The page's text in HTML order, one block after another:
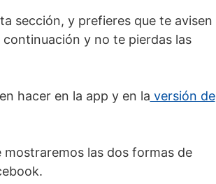
sección, y prefieres que te avisen
y no te pierdas las
hacer en la app y en la versión de
las dos formas de